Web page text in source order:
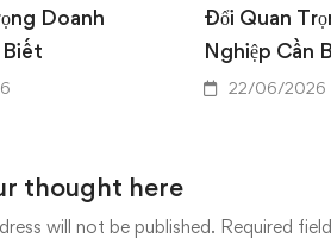
Doanh
Biết
Đổi Quan
Nghiệp Cần
22/06/2026
thought here
will not be published. Required